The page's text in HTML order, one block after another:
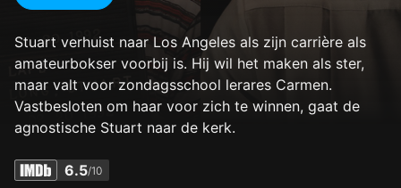
Stuart verhuist naar Los Angeles als zijn carrière als
amateurbokser voorbij is. Hij wil het maken als ster,
maar valt voor zondagsschool lerares Carmen.
Vastbesloten om haar voor zich te winnen, gaat de
agnostische Stuart naar de kerk.
6.5/10